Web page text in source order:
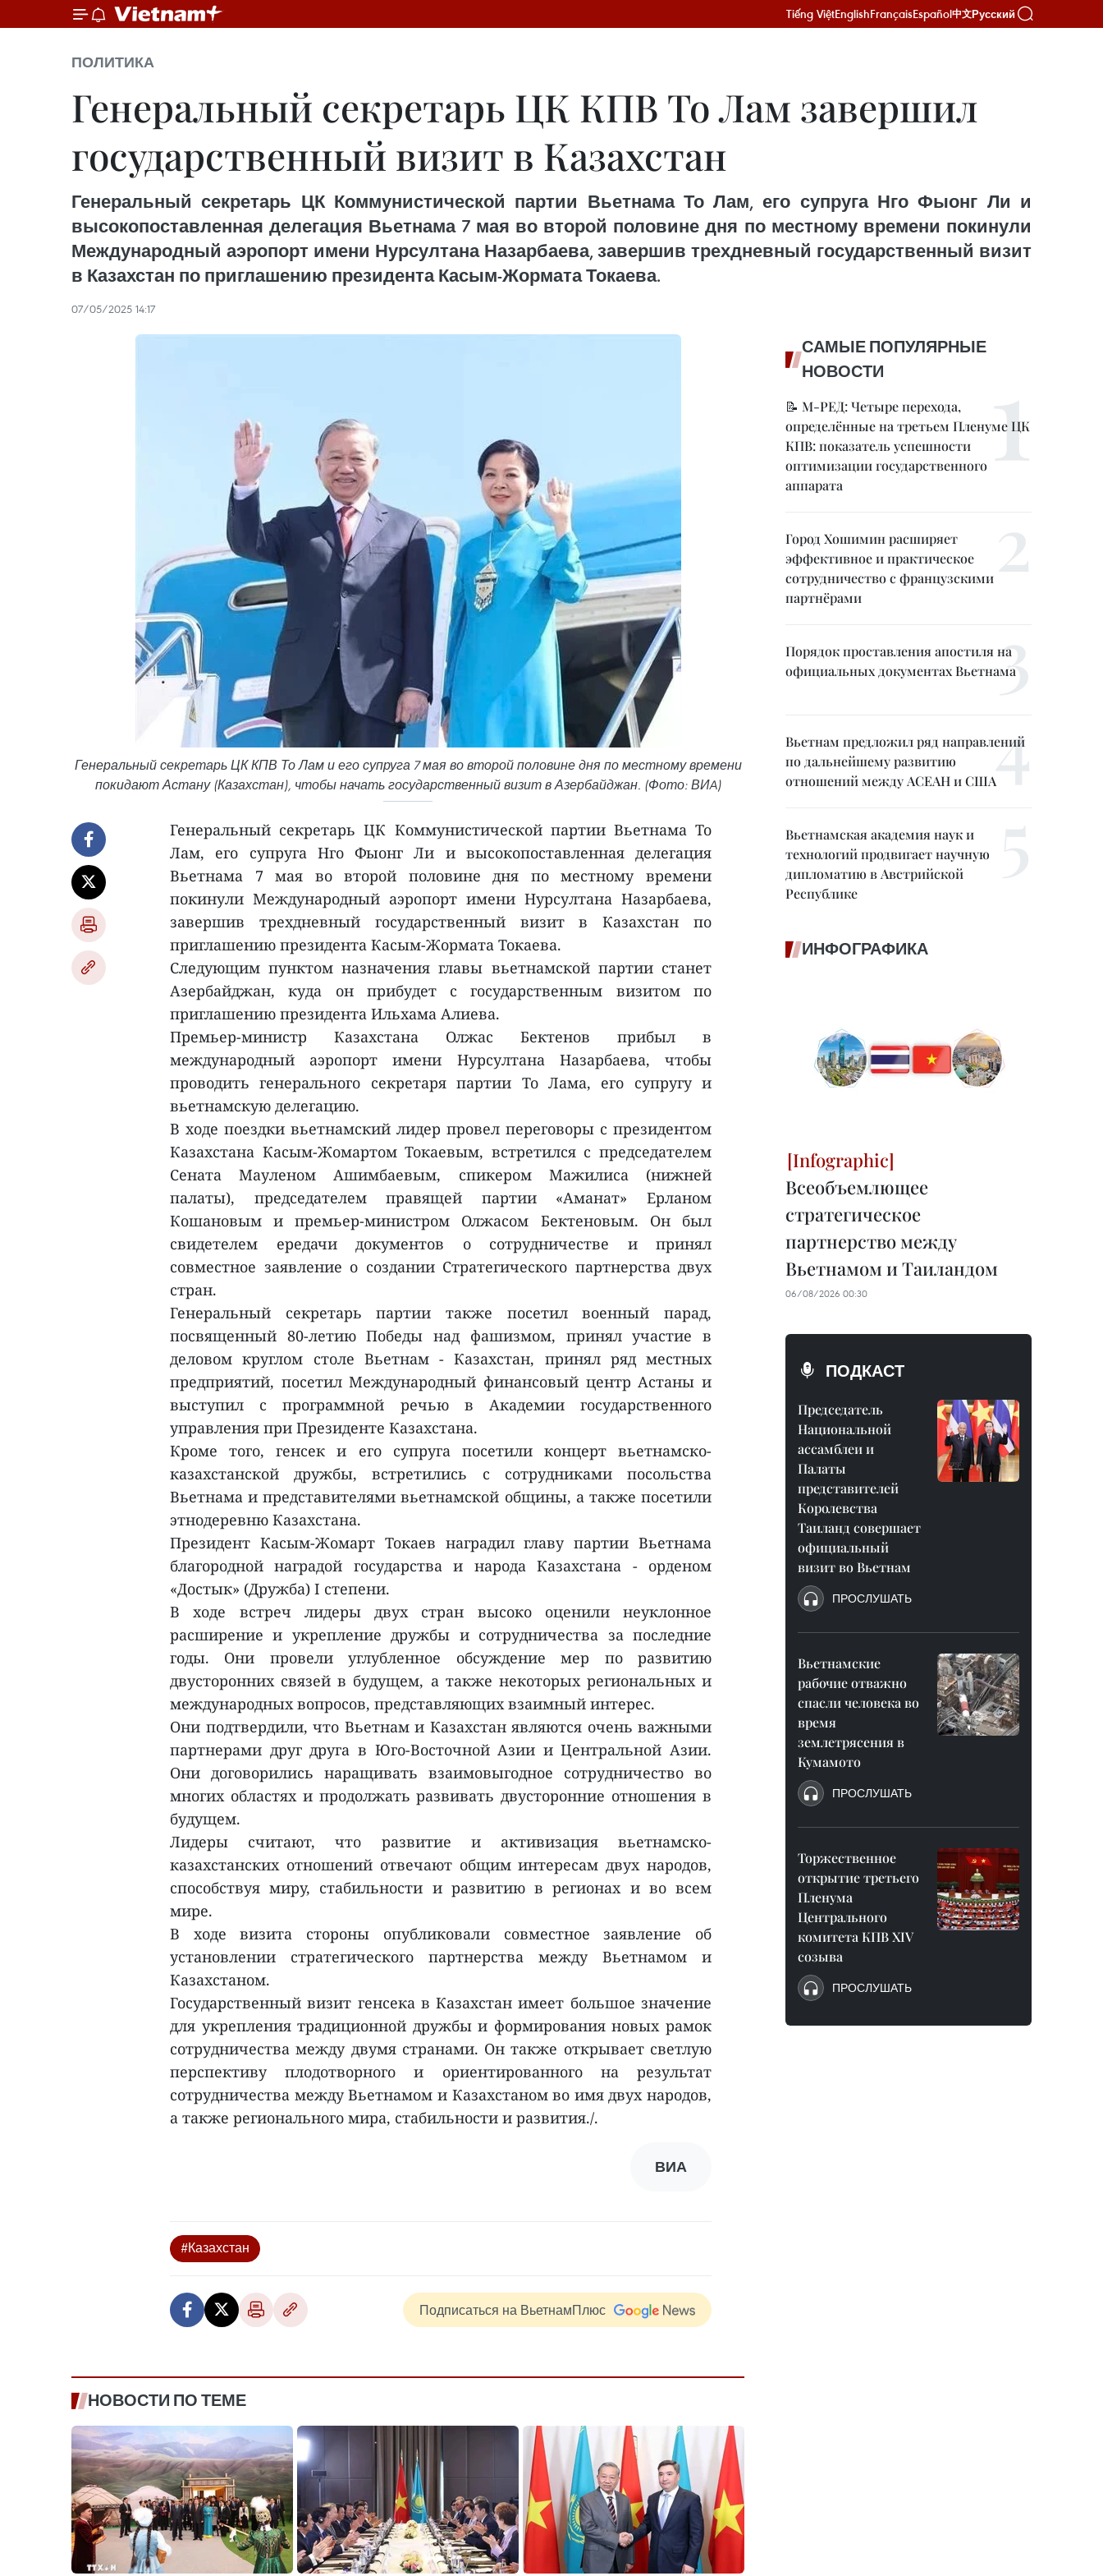
Tiếng ViệtEnglishFrançaisEspañol中文Русский
ПОЛИТИКА
Генеральный секретарь ЦК КПВ То Лам завершил
государственный визит в Казахстан
Генеральный секретарь ЦК Коммунистической партии Вьетнама То Лам, его супруга Нго Фыонг Ли и
высокопоставленная делегация Вьетнама 7 мая во второй половине дня по местному времени покинули
Международный аэропорт имени Нурсултана Назарбаева, завершив трехдневный государственный визит
в Казахстан по приглашению президента Касым-Жормата Токаева.
07/05/2025 14:17
Генеральный секретарь ЦК КПВ То Лам и его супруга 7 мая во второй половине дня по местному времени
покидают Астану (Казахстан), чтобы начать государственный визит в Азербайджан. (Фото: ВИA)
Генеральный секретарь ЦК Коммунистической партии Вьетнама То
Лам, его супруга Нго Фыонг Ли и высокопоставленная делегация
Вьетнама 7 мая во второй половине дня по местному времени
покинули Международный аэропорт имени Нурсултана Назарбаева,
завершив трехдневный государственный визит в Казахстан по
приглашению президента Касым-Жормата Токаева.
Следующим пунктом назначения главы вьетнамской партии станет
Азербайджан, куда он прибудет с государственным визитом по
приглашению президента Ильхама Алиева.
Премьер-министр Казахстана Олжас Бектенов прибыл в
международный аэропорт имени Нурсултана Назарбаева, чтобы
проводить генерального секретаря партии То Лама, его супругу и
вьетнамскую делегацию.
В ходе поездки вьетнамский лидер провел переговоры с президентом
Казахстана Касым-Жомартом Токаевым, встретился с председателем
Сената Мауленом Ашимбаевым, спикером Мажилиса (нижней
палаты), председателем правящей партии «Аманат» Ерланом
Кошановым и премьер-министром Олжасом Бектеновым. Он был
свидетелем ередачи документов о сотрудничестве и принял
совместное заявление о создании Стратегического партнерства двух
стран.
Генеральный секретарь партии также посетил военный парад,
посвященный 80-летию Победы над фашизмом, принял участие в
деловом круглом столе Вьетнам - Казахстан, принял ряд местных
предприятий, посетил Международный финансовый центр Астаны и
выступил с программной речью в Академии государственного
управления при Президенте Казахстана.
Кроме того, генсек и его супруга посетили концерт вьетнамско-
казахстанской дружбы, встретились с сотрудниками посольства
Вьетнама и представителями вьетнамской общины, а также посетили
этнодеревню Казахстана.
Президент Касым-Жомарт Токаев наградил главу партии Вьетнама
благородной наградой государства и народа Казахстана - орденом
«Достык» (Дружба) I степени.
В ходе встреч лидеры двух стран высоко оценили неуклонное
расширение и укрепление дружбы и сотрудничества за последние
годы. Они провели углубленное обсуждение мер по развитию
двусторонних связей в будущем, а также некоторых региональных и
международных вопросов, представляющих взаимный интерес.
Они подтвердили, что Вьетнам и Казахстан являются очень важными
партнерами друг друга в Юго-Восточной Азии и Центральной Азии.
Они договорились наращивать взаимовыгодное сотрудничество во
многих областях и продолжать развивать двусторонние отношения в
будущем.
Лидеры считают, что развитие и активизация вьетнамско-
казахстанских отношений отвечают общим интересам двух народов,
способствуя миру, стабильности и развитию в регионах и во всем
мире.
В ходе визита стороны опубликовали совместное заявление об
установлении стратегического партнерства между Вьетнамом и
Казахстаном.
Государственный визит генсека в Казахстан имеет большое значение
для укрепления традиционной дружбы и формирования новых рамок
сотрудничества между двумя странами. Он также открывает светлую
перспективу плодотворного и ориентированного на результат
сотрудничества между Вьетнамом и Казахстаном во имя двух народов,
а также регионального мира, стабильности и развития./.
ВИА
#Казахстан
Подписаться на ВьетнамПлюс
НОВОСТИ ПО ТЕМЕ
САМЫЕ ПОПУЛЯРНЫЕ
НОВОСТИ
📝 М-РЕД: Четыре перехода,
определённые на третьем Пленуме ЦК
КПВ: показатель успешности
оптимизации государственного
аппарата
Город Хошимин расширяет
эффективное и практическое
сотрудничество с французскими
партнёрами
Порядок проставления апостиля на
официальных документах Вьетнама
Вьетнам предложил ряд направлений
по дальнейшему развитию
отношений между АСЕАН и США
Вьетнамская академия наук и
технологий продвигает научную
дипломатию в Австрийской
Республике
ИНФОГРАФИКА
Всеобъемлющее
стратегическое
партнерство между
Вьетнамом и Таиландом
06/08/2026 00:30
ПОДКАСТ
Председатель
Национальной
ассамблеи и
Палаты
представителей
Королевства
Таиланд совершает
официальный
визит во Вьетнам
ПРОСЛУШАТЬ
Вьетнамские
рабочие отважно
спасли человека во
время
землетрясения в
Кумамото
ПРОСЛУШАТЬ
Торжественное
открытие третьего
Пленума
Центрального
комитета КПВ XIV
созыва
ПРОСЛУШАТЬ